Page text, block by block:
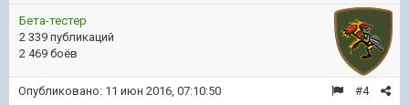
Бета-тестер
2 339 публикаций
2 469 боёв
#4
Опубликовано: 11 июн 2016, 07:10:50